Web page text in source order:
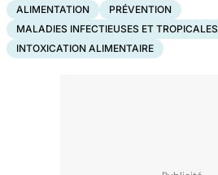
ALIMENTATION
PRÉVENTION
MALADIES INFECTIEUSES ET TROPICALES
INTOXICATION ALIMENTAIRE